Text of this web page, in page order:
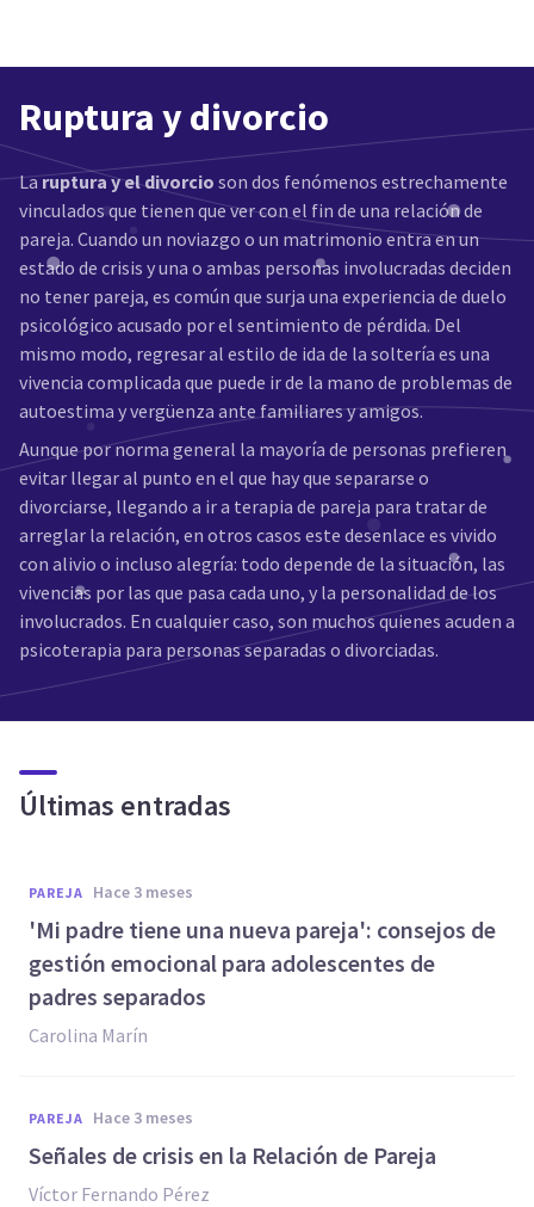
Ruptura y divorcio
Laruptura y el divorcio son dos fenómenos estrechamente
vinculados que tienen que ver con el fin de una relación de
pareja. Cuando un noviazgo o un matrimonio entra en un
estado de crisis y una o ambas personas involucradas deciden
no tener pareja, es común que surja una experiencia de duelo
psicológico acusado por el sentimiento de pérdida. Del
mismo modo, regresar al estilo de ida de la soltería es una
vivencia complicada que puede ir de la mano de problemas de
autoestima y vergüenza ante familiares y amigos.
Aunque por norma general la mayoría de personas prefieren
evitar llegar al punto en el que hay que separarse o
divorciarse, llegando a ir a terapia de pareja para tratar de
arreglar la relación, en otros casos este desenlace es vivido
con alivio o incluso alegría: todo depende de la situación, las
vivencias por las que pasa cada uno, y la personalidad de los
involucrados. En cualquier caso, son muchos quienes acuden a
psicoterapia para personas separadas o divorciadas.
Últimas entradas
PAREJA hace 3 meses
'Mi padre tiene una nueva pareja': consejos de
gestión emocional para adolescentes de
padres separados
Carolina Marín
PAREJA hace 3 meses
Señales de crisis en la Relación de Pareja
Víctor Fernando Pérez